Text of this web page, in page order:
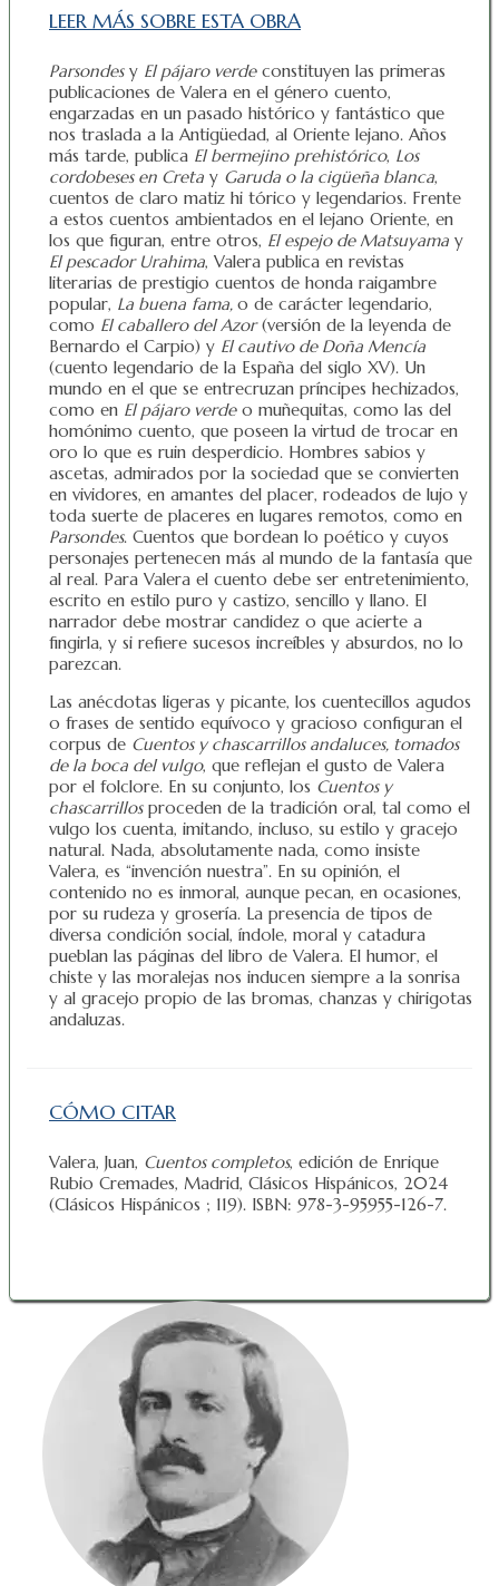
LEER MÁS SOBRE ESTA OBRA
Parsondesy El pájaro verdeconstituyen las primeras
publicaciones de Valera en el género cuento,
engarzadas en un pasado histórico y fantástico que
nos traslada a la Antigüedad, al Oriente lejano. Años
más tarde, publica El bermejino prehistórico, Los
cordobeses en Creta y Garuda o la cigüeña blanca,
cuentos de claro matiz hi tórico y legendarios. Frente
a estos cuentos ambientados en el lejano Oriente, en
los que figuran, entre otros, El espejo de Matsuyama y
El pescador Urahima, Valera publica en revistas
literarias de prestigio cuentos de honda raigambre
popular, La buena fama, o de carácter legendario,
como El caballero del Azor(versión de la leyenda de
Bernardo el Carpio) y El cautivo de Doña Mencía
(cuento legendario de la España del siglo XV). Un
mundo en el que se entrecruzan príncipes hechizados,
como en El pájaro verdeo muñequitas, como las del
homónimo cuento, que poseen la virtud de trocar en
oro lo que es ruin desperdicio. Hombres sabios y
ascetas, admirados por la sociedad que se convierten
en vividores, en amantes del placer, rodeados de lujo y
toda suerte de placeres en lugares remotos, como en
Parsondes. Cuentos que bordean lo poético y cuyos
personajes pertenecen más al mundo de la fantasía que
al real. Para Valera el cuento debe ser entretenimiento,
escrito en estilo puro y castizo, sencillo y llano. El
narrador debe mostrar candidez o que acierte a
fingirla, y si refiere sucesos increíbles y absurdos, no lo
parezcan.
Las anécdotas ligeras y picante, los cuentecillos agudos
o frases de sentido equívoco y gracioso configuran el
corpus de Cuentos y chascarrillos andaluces, tomados
de la boca del vulgo, que reflejan el gusto de Valera
por el folclore. En su conjunto, los Cuentos y
chascarrillosproceden de la tradición oral, tal como el
vulgo los cuenta, imitando, incluso, su estilo y gracejo
natural. Nada, absolutamente nada, como insiste
Valera, es “invención nuestra”. En su opinión, el
contenido no es inmoral, aunque pecan, en ocasiones,
por su rudeza y grosería. La presencia de tipos de
diversa condición social, índole, moral y catadura
pueblan las páginas del libro de Valera. El humor, el
chiste y las moralejas nos inducen siempre a la sonrisa
y al gracejo propio de las bromas, chanzas y chirigotas
andaluzas.
CÓMO CITAR
Valera, Juan, Cuentos completos, edición de Enrique
Rubio Cremades, Madrid, Clásicos Hispánicos, 2024
(Clásicos Hispánicos ; 119). ISBN: 978-3-95955-126-7.